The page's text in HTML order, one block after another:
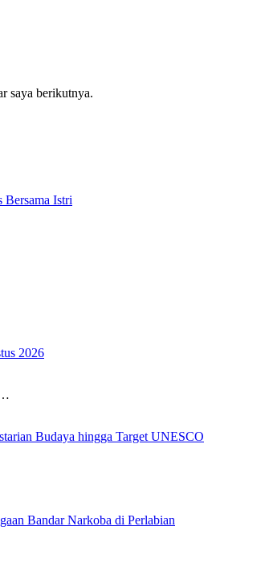
saya berikutnya.
Istri
2026
Budaya hingga Target UNESCO
Bandar Narkoba di Perlabian